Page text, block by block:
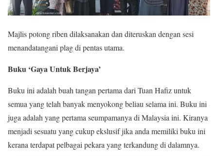
Majlis potong riben dilaksanakan dan diteruskan dengan sesi
menandatangani plag di pentas utama.
Buku ‘Gaya Untuk Berjaya’
Buku ini adalah buah tangan pertama dari Tuan Hafiz untuk
semua yang telah banyak menyokong beliau selama ini. Buku ini
juga adalah yang pertama seumpamanya di Malaysia ini. Kiranya
menjadi sesuatu yang cukup ekslusif jika anda memiliki buku ini
kerana terdapat pelbagai pekara yang terkandung di dalamnya.